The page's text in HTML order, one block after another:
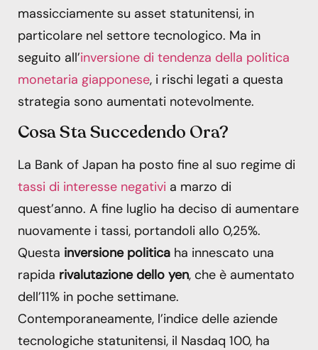
massicciamente su asset statunitensi, in
particolare nel settore tecnologico. Ma in
seguito all’inversione di tendenza della politica
monetaria giapponese, i rischi legati a questa
strategia sono aumentati notevolmente.
Cosa Sta Succedendo Ora?
La Bank of Japan ha posto fine al suo regime di
tassi di interesse negativi a marzo di
quest’anno. A fine luglio ha deciso di aumentare
nuovamente i tassi, portandoli allo 0,25%.
Questa inversione politica ha innescato una
rapida rivalutazione dello yen, che è aumentato
dell’11% in poche settimane.
Contemporaneamente, l’indice delle aziende
tecnologiche statunitensi, il Nasdaq 100, ha